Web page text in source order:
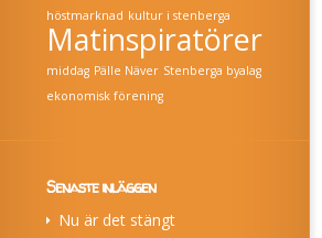
höstmarknad kultur i stenberga
Matinspiratörer
middag Pälle Näver Stenberga byalag
ekonomisk förening
Senaste inläggen
Nu är det stängt